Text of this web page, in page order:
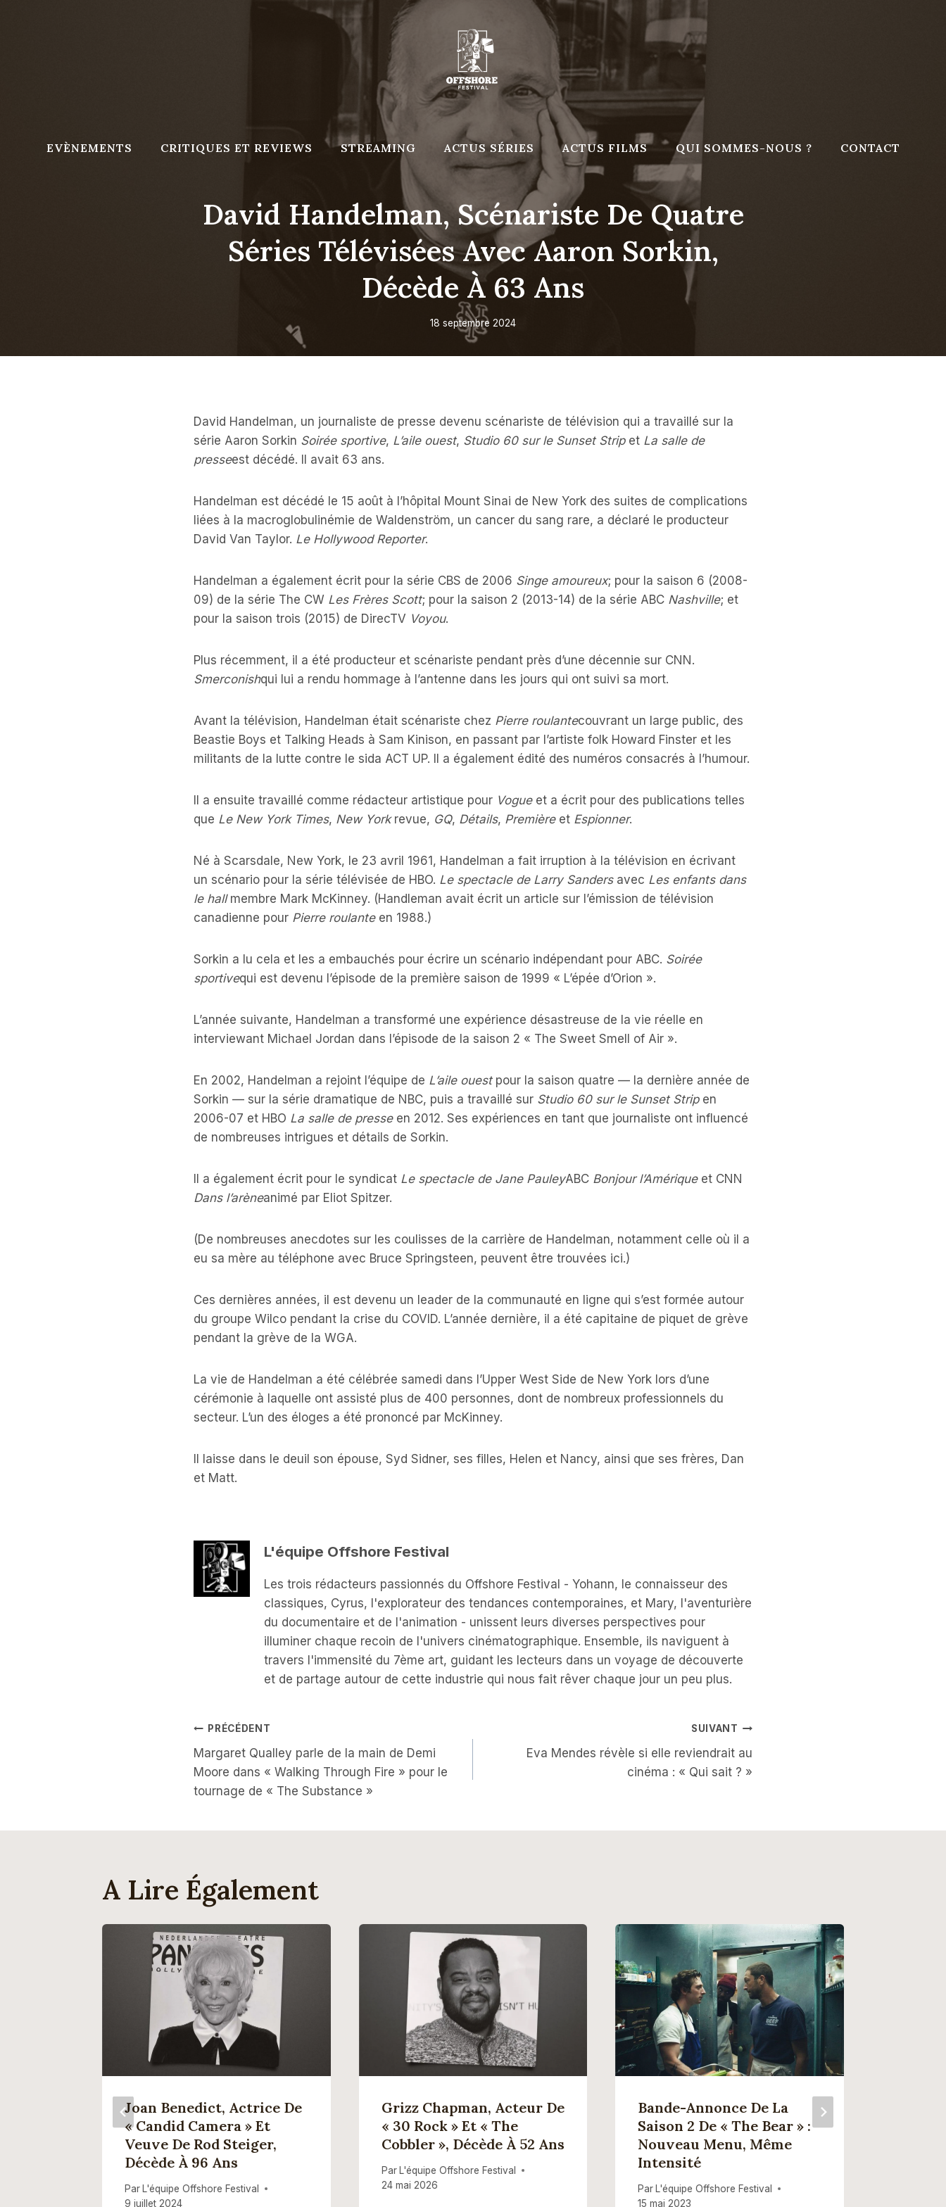
EVÈNEMENTS CRITIQUES ET REVIEWS STREAMING ACTUS SÉRIES ACTUS FILMS QUI SOMMES-NOUS ? CONTACT
David Handelman, Scénariste De Quatre
Séries Télévisées Avec Aaron Sorkin,
Décède À 63 Ans
18 septembre 2024
David Handelman, un journaliste de presse devenu scénariste de télévision qui a travaillé sur la
série Aaron Sorkin Soirée sportive, L’aile ouest, Studio 60 sur le Sunset Stripet La salle de
presseest décédé. Il avait 63 ans.
Handelman est décédé le 15 août à l’hôpital Mount Sinai de New York des suites de complications
liées à la macroglobulinémie de Waldenström, un cancer du sang rare, a déclaré le producteur
David Van Taylor. Le Hollywood Reporter.
Handelman a également écrit pour la série CBS de 2006 Singe amoureux; pour la saison 6 (2008-
09) de la série The CW Les Frères Scott; pour la saison 2 (2013-14) de la série ABC Nashville; et
pour la saison trois (2015) de DirecTV Voyou.
Plus récemment, il a été producteur et scénariste pendant près d’une décennie sur CNN.
Smerconishqui lui a rendu hommage à l’antenne dans les jours qui ont suivi sa mort.
Avant la télévision, Handelman était scénariste chez Pierre roulantecouvrant un large public, des
Beastie Boys et Talking Heads à Sam Kinison, en passant par l’artiste folk Howard Finster et les
militants de la lutte contre le sida ACT UP. Il a également édité des numéros consacrés à l’humour.
Il a ensuite travaillé comme rédacteur artistique pour Vogueet a écrit pour des publications telles
que Le New York Times, New Yorkrevue, GQ, Détails, Premièreet Espionner.
Né à Scarsdale, New York, le 23 avril 1961, Handelman a fait irruption à la télévision en écrivant
un scénario pour la série télévisée de HBO. Le spectacle de Larry Sandersavec Les enfants dans
le hallmembre Mark McKinney. (Handleman avait écrit un article sur l’émission de télévision
canadienne pour Pierre roulanteen 1988.)
Sorkin a lu cela et les a embauchés pour écrire un scénario indépendant pour ABC. Soirée
sportivequi est devenu l’épisode de la première saison de 1999 « L’épée d’Orion ».
L’année suivante, Handelman a transformé une expérience désastreuse de la vie réelle en
interviewant Michael Jordan dans l’épisode de la saison 2 « The Sweet Smell of Air ».
En 2002, Handelman a rejoint l’équipe de L’aile ouestpour la saison quatre — la dernière année de
Sorkin — sur la série dramatique de NBC, puis a travaillé sur Studio 60 sur le Sunset Stripen
2006-07 et HBO La salle de presseen 2012. Ses expériences en tant que journaliste ont influencé
de nombreuses intrigues et détails de Sorkin.
Il a également écrit pour le syndicat Le spectacle de Jane PauleyABC Bonjour l’Amériqueet CNN
Dans l’arèneanimé par Eliot Spitzer.
(De nombreuses anecdotes sur les coulisses de la carrière de Handelman, notamment celle où il a
eu sa mère au téléphone avec Bruce Springsteen, peuvent être trouvées ici.)
Ces dernières années, il est devenu un leader de la communauté en ligne qui s’est formée autour
du groupe Wilco pendant la crise du COVID. L’année dernière, il a été capitaine de piquet de grève
pendant la grève de la WGA.
La vie de Handelman a été célébrée samedi dans l’Upper West Side de New York lors d’une
cérémonie à laquelle ont assisté plus de 400 personnes, dont de nombreux professionnels du
secteur. L’un des éloges a été prononcé par McKinney.
Il laisse dans le deuil son épouse, Syd Sidner, ses filles, Helen et Nancy, ainsi que ses frères, Dan
et Matt.
L'équipe Offshore Festival
Les trois rédacteurs passionnés du Offshore Festival - Yohann, le connaisseur des
classiques, Cyrus, l'explorateur des tendances contemporaines, et Mary, l'aventurière
du documentaire et de l'animation - unissent leurs diverses perspectives pour
illuminer chaque recoin de l'univers cinématographique. Ensemble, ils naviguent à
travers l'immensité du 7ème art, guidant les lecteurs dans un voyage de découverte
et de partage autour de cette industrie qui nous fait rêver chaque jour un peu plus.
Navigation
De
L’article
PRÉCÉDENT
Margaret Qualley parle de la main de Demi
Moore dans « Walking Through Fire » pour le
tournage de « The Substance »
SUIVANT
Eva Mendes révèle si elle reviendrait au
cinéma : « Qui sait ? »
A Lire Également
Joan Benedict, Actrice De
« Candid Camera » Et
Veuve De Rod Steiger,
Décède À 96 Ans
ParL'équipe Offshore Festival
9 juillet 2024
Grizz Chapman, Acteur De
« 30 Rock » Et « The
Cobbler », Décède À 52 Ans
Par L'équipe Offshore Festival
24 mai 2026
Bande-Annonce De La
Saison 2 De « The Bear » :
Nouveau Menu, Même
Intensité
Par L'équipe Offshore Festival
15 mai 2023